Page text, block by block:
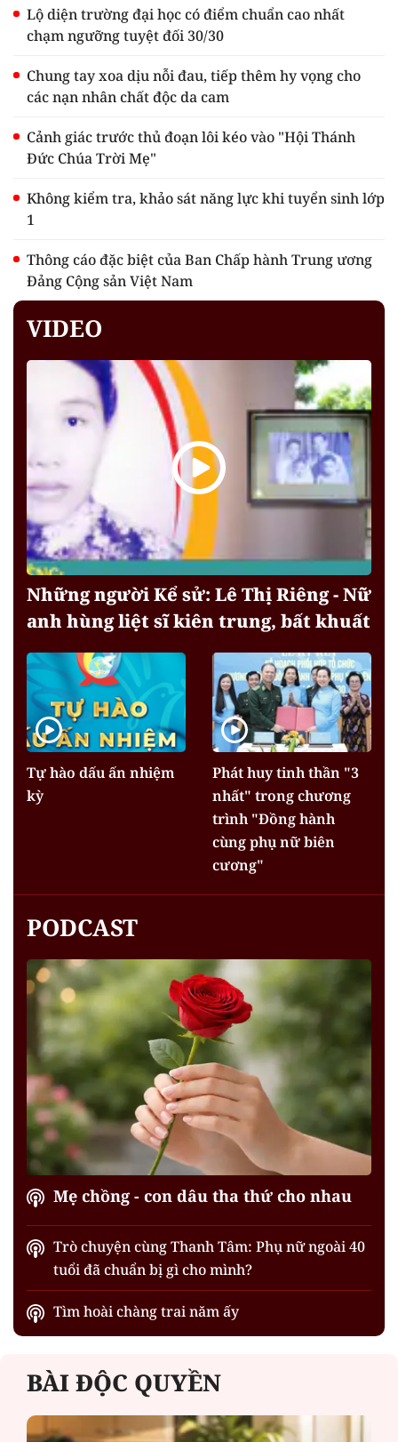
Lộ diện trường đại học có điểm chuẩn cao nhất
chạm ngưỡng tuyệt đối 30/30
Chung tay xoa dịu nỗi đau, tiếp thêm hy vọng cho
các nạn nhân chất độc da cam
Cảnh giác trước thủ đoạn lôi kéo vào "Hội Thánh
Đức Chúa Trời Mẹ"
Không kiểm tra, khảo sát năng lực khi tuyển sinh lớp
1
Thông cáo đặc biệt của Ban Chấp hành Trung ương
Đảng Cộng sản Việt Nam
VIDEO
Những người Kể sử: Lê Thị Riêng - Nữ
anh hùng liệt sĩ kiên trung, bất khuất
Tự hào dấu ấn nhiệm
kỳ
Phát huy tinh thần "3
nhất" trong chương
trình "Đồng hành
cùng phụ nữ biên
cương"
PODCAST
Mẹ chồng - con dâu tha thứ cho nhau
Trò chuyện cùng Thanh Tâm: Phụ nữ ngoài 40
tuổi đã chuẩn bị gì cho mình?
Tìm hoài chàng trai năm ấy
BÀI ĐỘC QUYỀN